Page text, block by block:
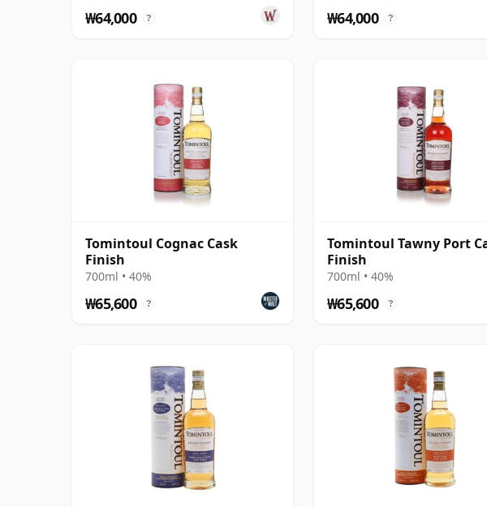
₩64,000 ? ₩64,000 ?
Tomintoul Cognac Cask
Finish
700ml • 40%
₩65,600 ?
Tomintoul Tawny Port
Finish
700ml • 40%
₩65,600 ?